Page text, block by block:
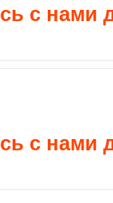
с нами
с нами